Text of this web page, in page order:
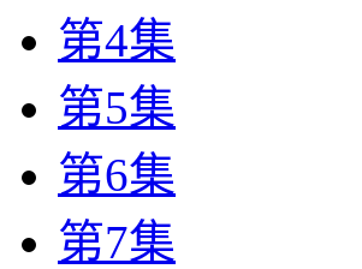
第4集
第5集
第6集
第7集